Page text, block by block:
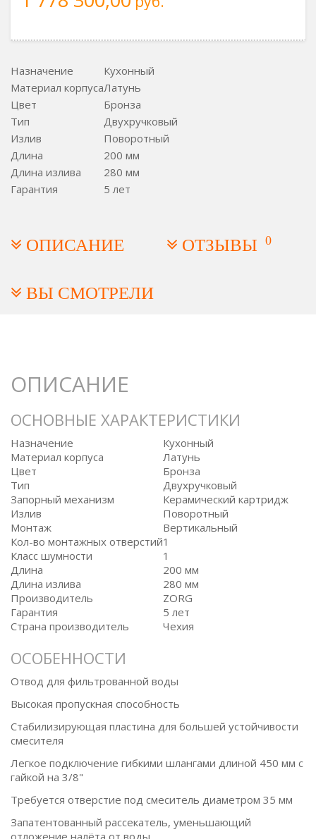
Назначение
Кухонный
Материал корпусаЛатунь
Цвет
Бронза
Тип
Двухручковый
Излив
Поворотный
Длина
200 мм
Длина излива
280 мм
Гарантия
5 лет
ОПИСАНИЕ ОТЗЫВЫ 0
ВЫ СМОТРЕЛИ
ОПИСАНИЕ
ОСНОВНЫЕ ХАРАКТЕРИСТИКИ
Назначение
Кухонный
Материал корпуса
Латунь
Цвет
Бронза
Тип
Двухручковый
Запорный механизм
Керамический картридж
Излив
Поворотный
Монтаж
Вертикальный
Кол-во монтажных отверстий1
Класс шумности
1
Длина
200 мм
Длина излива
280 мм
Производитель
ZORG
Гарантия
5 лет
Страна производитель
Чехия
ОСОБЕННОСТИ
Отвод для фильтрованной воды
Высокая пропускная способность
Стабилизирующая пластина для большей устойчивости
смесителя
Легкое подключение гибкими шлангами длиной 450 мм с
гайкой на 3/8"
Требуется отверстие под смеситель диаметром 35 мм
Запатентованный рассекатель, уменьшающий
отложение налёта от воды